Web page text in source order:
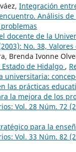
Integración
Análisis
docente de la
No. 38,
Brenda Ivonne
de Hidalgo ,
universitaria:
las prácticas
la mejora de los
Vol. 28 Núm. 72
para la
Vol. 33 Núm. 82